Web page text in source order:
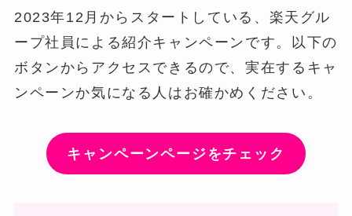
2023年12月からスタートしている、楽天グル
ープ社員による紹介キャンペーンです。以下の
ボタンからアクセスできるので、実在するキャ
ンペーンか気になる人はお確かめください。
キャンペーンページをチェック